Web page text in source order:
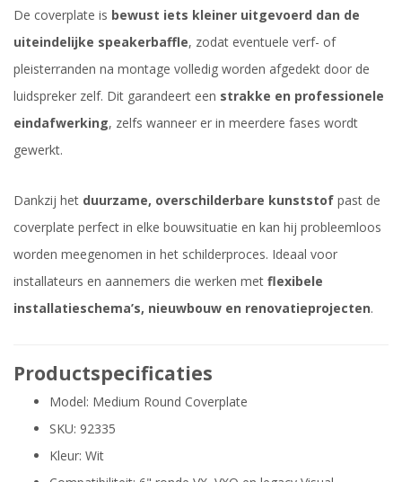
De coverplate is bewust iets kleiner uitgevoerd dan de
uiteindelijke speakerbaffle, zodat eventuele verf- of
pleisterranden na montage volledig worden afgedekt door de
luidspreker zelf. Dit garandeert een strakke en professionele
eindafwerking, zelfs wanneer er in meerdere fases wordt
gewerkt.
Dankzij het duurzame, overschilderbare kunststof past de
coverplate perfect in elke bouwsituatie en kan hij probleemloos
worden meegenomen in het schilderproces. Ideaal voor
installateurs en aannemers die werken met flexibele
installatieschema’s, nieuwbouw en renovatieprojecten.
Productspecificaties
Model: Medium Round Coverplate
SKU: 92335
Kleur: Wit